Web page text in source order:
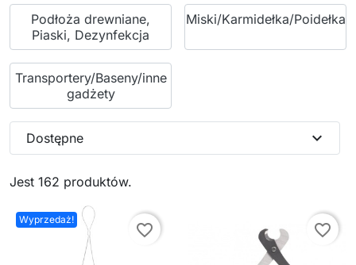
Podłoża drewniane,
Piaski, Dezynfekcja
Miski/Karmidełka/Poidełka
Transportery/Baseny/inne
gadżety
Jest 162 produktów.
Dostępne expand_more
Wyprzedaż!
favorite_border favorite_border